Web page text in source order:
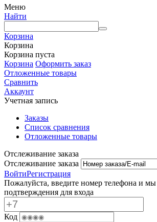
Меню
Найти
Корзина
Корзина
Корзина пуста
Корзина Оформить заказ
Отложенные товары
Сравнить
Аккаунт
Учетная запись
Заказы
Список сравнения
Отложенные товары
Отслеживание заказа
Отслеживание заказа
ВойтиРегистрация
Пожалуйста, введите номер телефона и
подтверждения для входа
Код